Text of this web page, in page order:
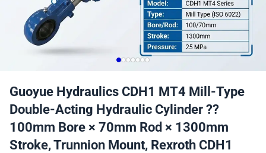
Guoyue Hydraulics CDH1 MT4 Mill-Type
Double-Acting Hydraulic Cylinder ??
100mm Bore × 70mm Rod × 1300mm
Stroke, Trunnion Mount, Rexroth CDH1